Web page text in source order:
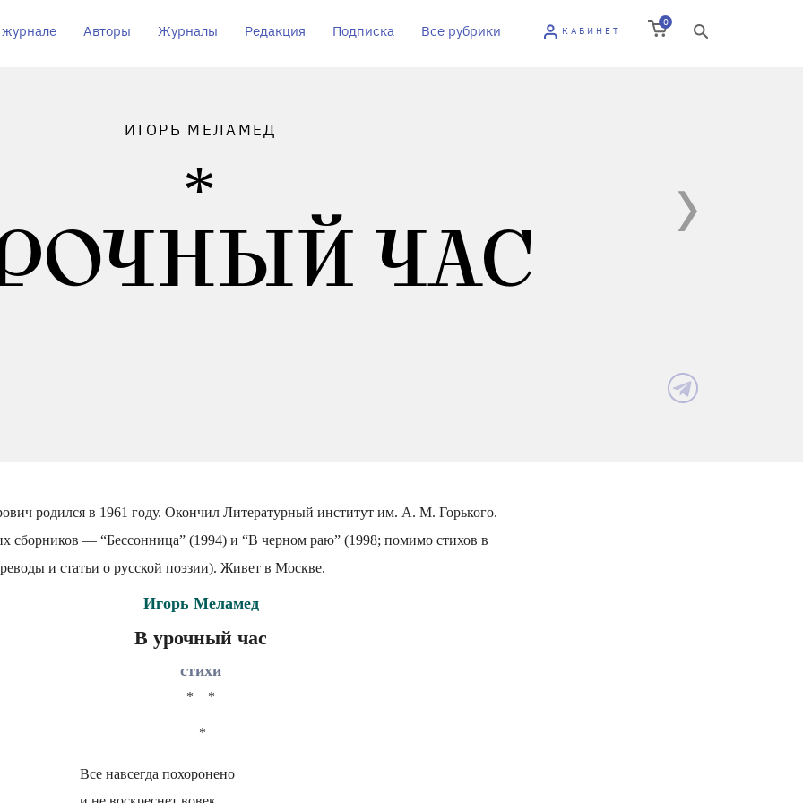
Авторы Журналы Редакция Подписка Все рубрики КАБИНЕТ
0
ИГОРЬ МЕЛАМЕД
ЧАС
родился в 1961 году. Окончил Литературный институт им. А. М. Горького.
сборников — “Бессонница” (1994) и “В черном раю” (1998; помимо стихов в
и статьи о русской поэзии). Живет в Москве.
Игорь Меламед
В урочный час
стихи
* *
*
Все навсегда похоронено